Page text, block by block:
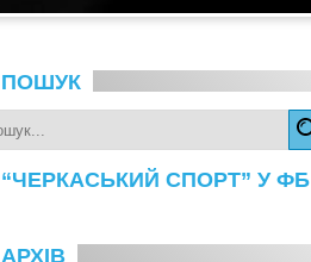
ПОШУК
“ЧЕРКАСЬКИЙ СПОРТ” У ФБ
АРХІВ